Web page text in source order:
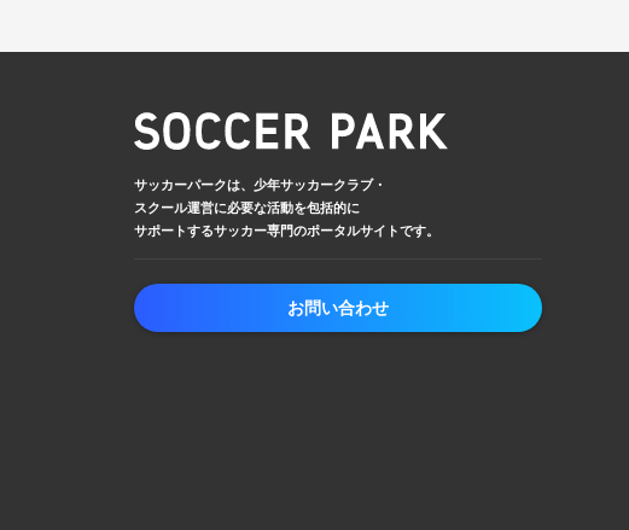
サッカーパークは、少年サッカークラブ・
スクール運営に必要な活動を包括的に
サポートするサッカー専門のポータルサイトです。
お問い合わせ